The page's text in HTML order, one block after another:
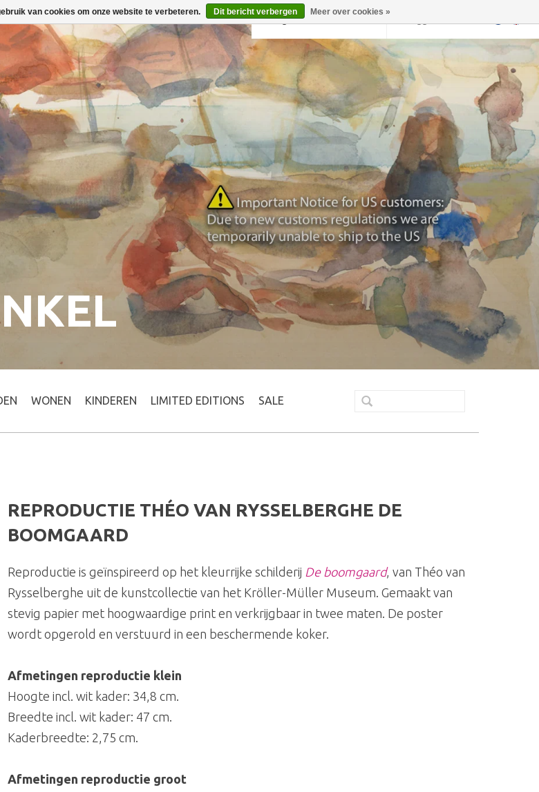
Terug naar krollermuller.nl
WONEN KINDEREN LIMITED EDITIONS SALE
REPRODUCTIE THÉO VAN RYSSELBERGHE DE
BOOMGAARD
Reproductie is geïnspireerd op het kleurrijke schilderij De boomgaard, van Théo van
Rysselberghe uit de kunstcollectie van het Kröller-Müller Museum. Gemaakt van
stevig papier met hoogwaardige print en verkrijgbaar in twee maten. De poster
wordt opgerold en verstuurd in een beschermende koker.
Afmetingen reproductie klein
Hoogte incl. wit kader: 34,8 cm.
Breedte incl. wit kader: 47 cm.
Kaderbreedte: 2,75 cm.
Afmetingen reproductie groot
van cookies om onze website te verbeteren. Dit bericht verbergen Meer over cookies »